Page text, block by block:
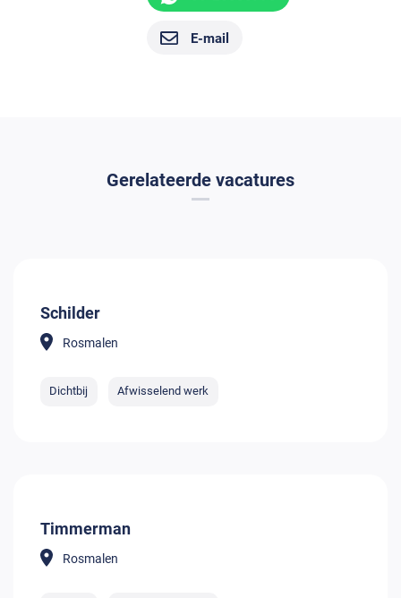
E-mail
Gerelateerde vacatures
Schilder
Rosmalen
Dichtbij Afwisselend werk
Timmerman
Rosmalen